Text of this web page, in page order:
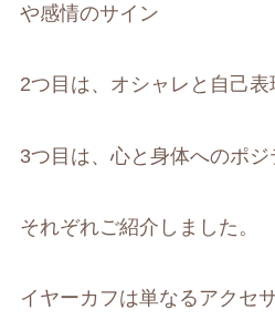
や感情のサイン
2つ目は、オシャレと自己
3つ目は、心と身体へのポ
それぞれご紹介しました。
イヤーカフは単なるアクセ